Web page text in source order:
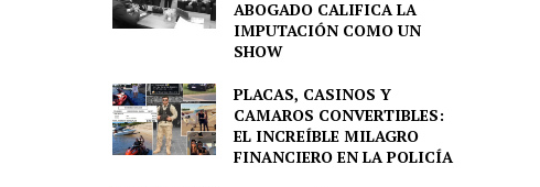
ABOGADO CALIFICA LA
IMPUTACIÓN COMO UN
SHOW
PLACAS, CASINOS Y
CAMAROS CONVERTIBLES:
EL INCREÍBLE MILAGRO
FINANCIERO EN LA POLICÍA